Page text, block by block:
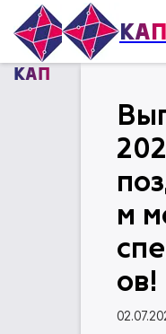
КАП
КАП
м
ов!